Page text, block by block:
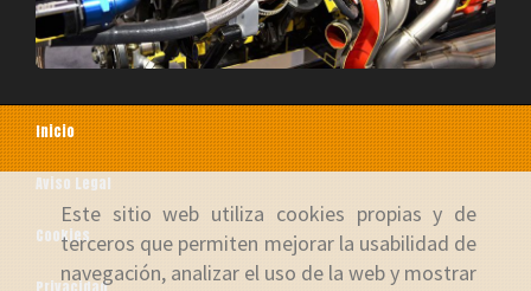
Este sitio web utiliza cookies propias y de
terceros que permiten mejorar la usabilidad de
navegación, analizar el uso de la web y mostrar
Inicio
Aviso Legal
Cookies